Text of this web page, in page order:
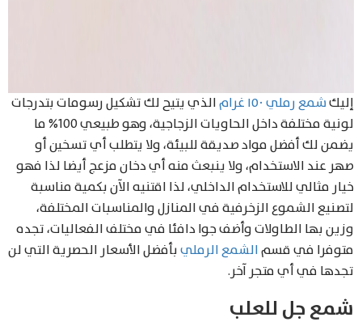
إليكشمع رملي ١٥٠ غرام
الذي يتيح لك تشكيل رسومات بتدرجات
لونية مختلفة داخل الحاويات الزجاجية، وهو طبيعي 100% ما
يضمن لك أفضل مواد صديقة للبيئة، ولا يتطلب أي تسخين أو
صهر عند الاستخدام، ولا ينبعث منه أي دخان مزعج أيضا لذا فهو
خيار مثالي للاستخدام الداخلي، لذا اقتنيه الآن بكمية مناسبة
لتصنيع الشموع الزخرفية في المنازل والمناسبات المختلفة،
وزين بها الطاولات وأضف جوا دافئا في مختلف الفعاليات، تجده
متوفرا في قسمالشمع الرمليبأفضل الأسعار الحصرية التي لن
تجدها في أي متجر آخر.
شمع جل للعلب